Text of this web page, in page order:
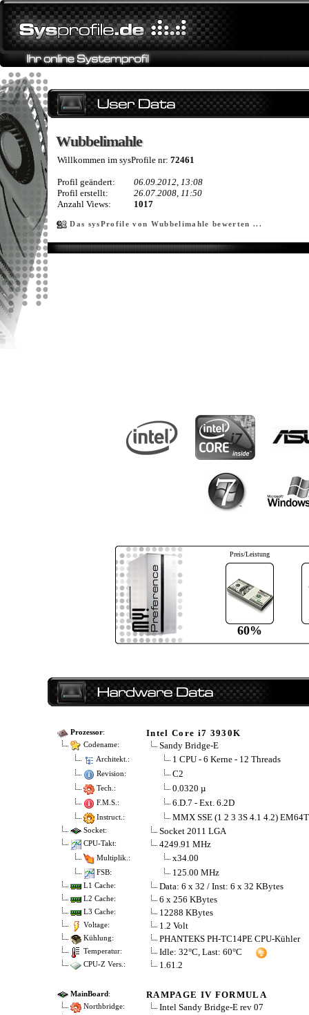
Wubbelimahle
Wubbelimahle
Willkommen im sysProfile nr: 72461
Profil geändert:
06.09.2012, 13:08
Profil erstellt:
26.07.2008, 11:50
Anzahl Views:
1017
Das sysProfile von Wubbelimahle bewerten ...
Preis/Leistung
60%
Prozessor: Intel Core i7 3930K
Codename: Sandy Bridge-E
Architekt.: 1 CPU - 6 Kerne - 12 Threads
Revision: C2
Tech.: 0.0320 µ
F.M.S.: 6.D.7 - Ext. 6.2D
Instruct.: MMX SSE (1 2 3 3S 4.1 4.2)
Socket: Socket 2011 LGA
CPU-Takt: 4249.91 MHz
Multiplik.: x34.00
FSB: 125.00 MHz
L1 Cache: Data: 6 x 32 / Inst: 6 x 32 KBytes
L2 Cache: 6 x 256 KBytes
L3 Cache: 12288 KBytes
Voltage: 1.2 Volt
Kühlung: PHANTEKS PH-TC14PE CPU-Kühler
Temperatur: Idle: 32°C, Last: 60°C
CPU-Z Vers.: 1.61.2
MainBoard: RAMPAGE IV FORMULA
Northbridge: Intel Sandy Bridge-E rev 07